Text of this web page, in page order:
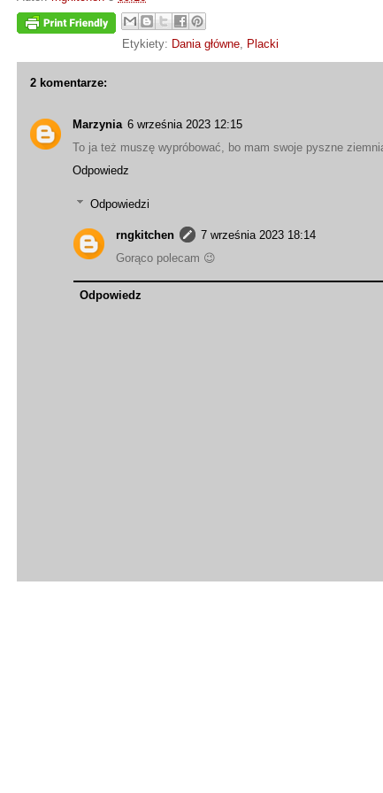
Etykiety: Dania główne, Placki
2 komentarze:
Marzynia 6 września 2023 12:15
To ja też muszę wypróbować, bo mam swoje pyszne
Odpowiedz
Odpowiedzi
rngkitchen
7 września 2023 18:14
Gorąco polecam 😉
Odpowiedz